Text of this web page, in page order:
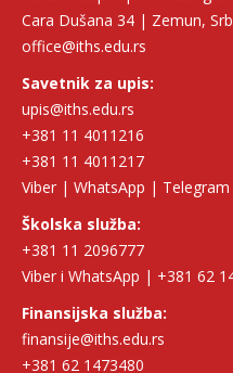
Cara Dušana 34 | Zemun,
office@iths.edu.rs
Savetnik za upis:
upis@iths.edu.rs
+381 11 4011216
+381 11 4011217
Viber | WhatsApp |
Školska služba:
+381 11 2096777
Viber i WhatsApp | +381 62
Finansijska služba:
finansije@iths.edu.rs
+381 62 1473480